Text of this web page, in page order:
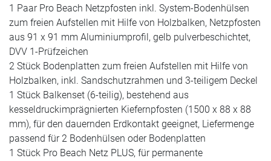
1 Paar Pro Beach Netzpfosten inkl. System-Bodenhülsen
zum freien Aufstellen mit Hilfe von Holzbalken, Netzpfosten
aus 91 x 91 mm Aluminiumprofil, gelb pulverbeschichtet,
DVV 1-Prüfzeichen
2 Stück Bodenplatten zum freien Aufstellen mit Hilfe von
Holzbalken, inkl. Sandschutzrahmen und 3-teiligem Deckel
1 Stück Balkenset (6-teilig), bestehend aus
kesseldruckimprägnierten Kiefernpfosten (1500 x 88 x 88
mm), für den dauernden Erdkontakt geeignet, Liefermenge
passend für 2 Bodenhülsen oder Bodenplatten
1 Stück Pro Beach Netz PLUS, für permanente